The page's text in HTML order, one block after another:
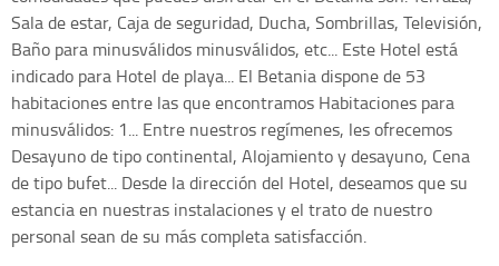
Sala de estar, Caja de seguridad, Ducha, Sombrillas, Televisión,
Baño para minusválidos minusválidos, etc... Este Hotel está
indicado para Hotel de playa... El Betania dispone de 53
habitaciones entre las que encontramos Habitaciones para
minusválidos: 1... Entre nuestros regímenes, les ofrecemos
Desayuno de tipo continental, Alojamiento y desayuno, Cena
de tipo bufet... Desde la dirección del Hotel, deseamos que su
estancia en nuestras instalaciones y el trato de nuestro
personal sean de su más completa satisfacción.